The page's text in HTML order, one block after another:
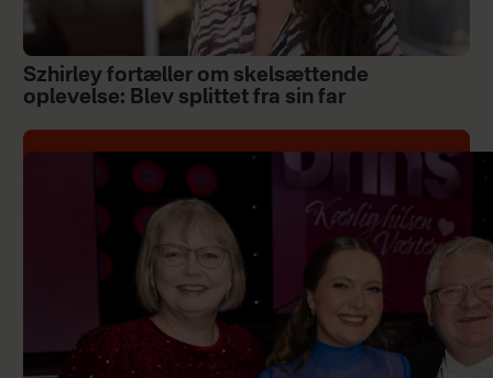
Szhirley fortæller om skelsættende
oplevelse: Blev splittet fra sin far